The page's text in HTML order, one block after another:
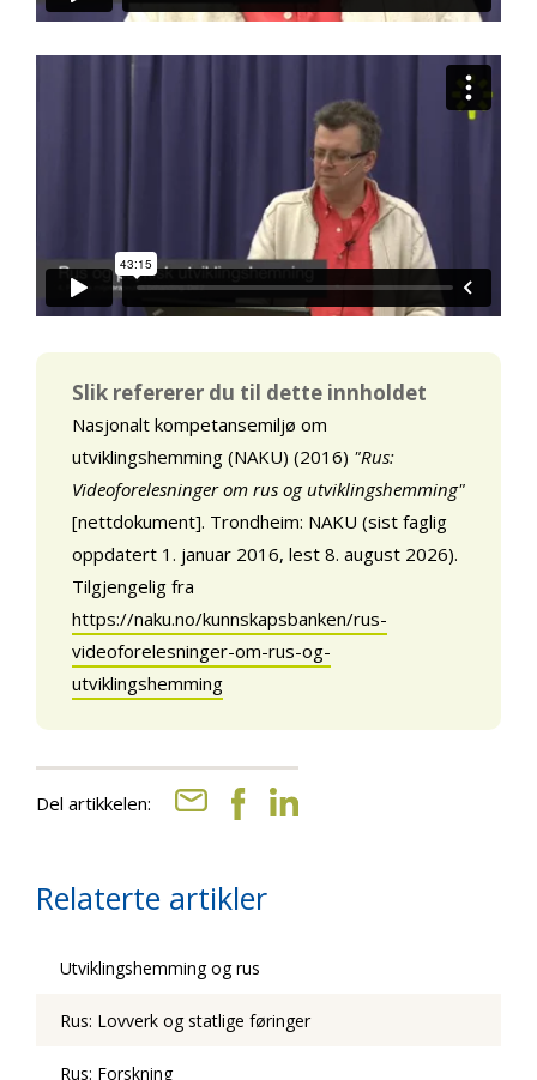
Slik refererer du til dette innholdet
Nasjonalt kompetansemiljø om
utviklingshemming (NAKU) (2016) "Rus:
Videoforelesninger om rus og utviklingshemming"
[nettdokument]. Trondheim: NAKU (sist faglig
oppdatert 1. januar 2016, lest 8. august 2026).
Tilgjengelig fra
https://naku.no/kunnskapsbanken/rus-
videoforelesninger-om-rus-og-
utviklingshemming
Del artikkelen:
Relaterte artikler
Utviklingshemming og rus
Rus: Lovverk og statlige føringer
Rus: Forskning